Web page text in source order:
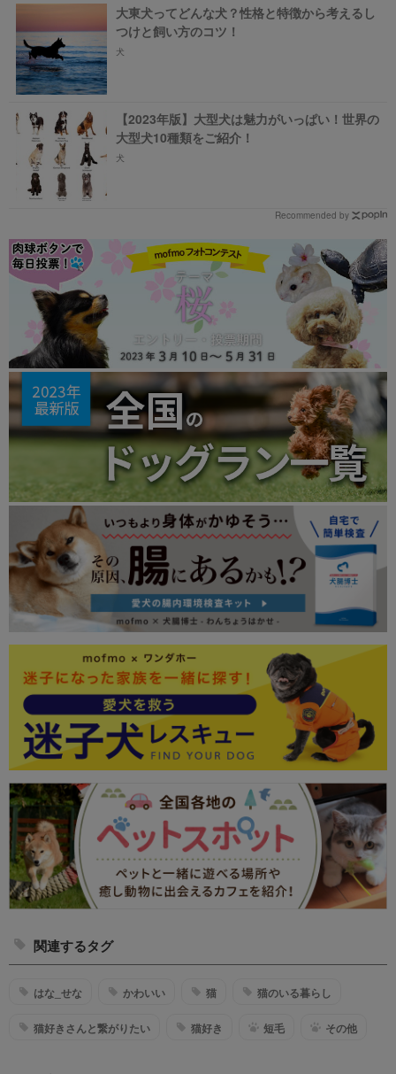
大東犬ってどんな犬？性格と特徴から考えるし
つけと飼い方のコツ！
犬
【2023年版】大型犬は魅力がいっぱい！世界の
大型犬10種類をご紹介！
犬
Recommended by
関連するタグ
はな_せな かわいい 猫 猫のいる暮らし
猫好きさんと繋がりたい 猫好き 短毛 その他